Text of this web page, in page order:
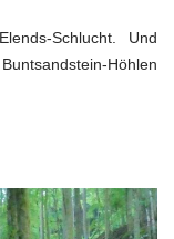
Schlucht. Und
Höhlen